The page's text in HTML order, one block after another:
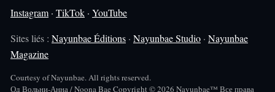
Instagram · TikTok · YouTube
Sites liés : Nayunbae Éditions · Nayunbae Studio · Nayunbae
Magazine
Courtesy of Nayunbae. All rights reserved.
Од Вольни-Анна / Noona Bae Copyright © 2026 Nayunbae™ Все права